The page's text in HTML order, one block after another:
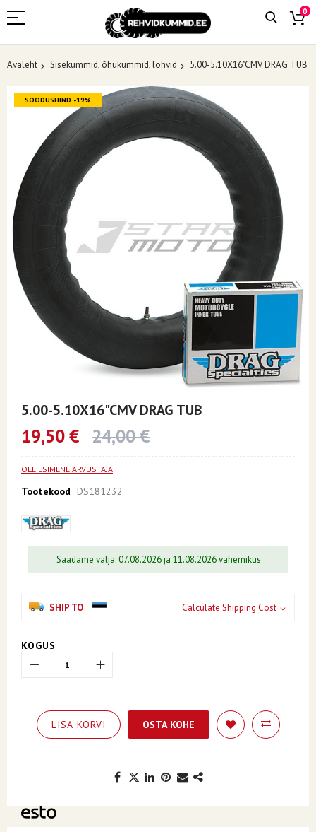
0
Avaleht Sisekummid, õhukummid, lohvid 5.00-5.10X16"CMV DRAG TUB
Skip
images
gallery
SOODUSHIND -19%
beginning
images
5.00-5.10X16"CMV DRAG TUB
19,50 € 24,00 €
OLE ESIMENE ARVUSTAJA
Tootekood DS181232
Saadame välja: 07.08.2026 ja 11.08.2026 vahemikus
SHIP TO Calculate Shipping Cost
KOGUS
LISA KORVI OSTA KOHE